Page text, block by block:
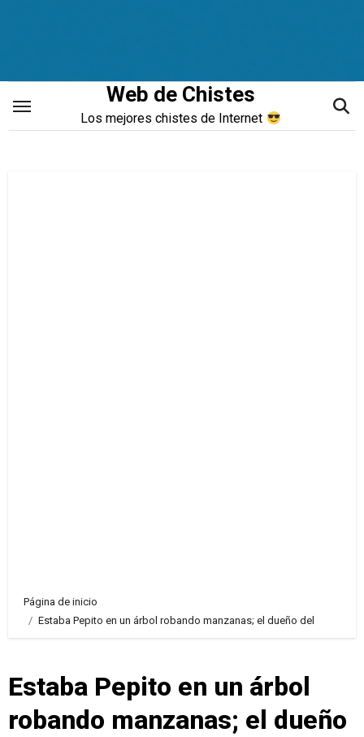
Web de Chistes
Los mejores chistes de Internet
Página de inicio
Estaba Pepito en un árbol robando manzanas; el dueño del
Estaba Pepito en un árbol
robando manzanas; el dueño